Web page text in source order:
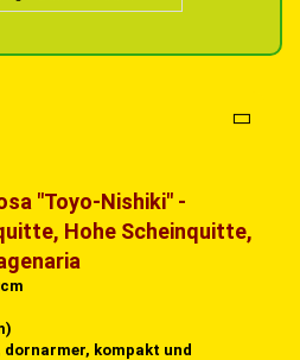
"Toyo-Nishiki" -
Hohe Scheinquitte,
dornarmer, kompakt und